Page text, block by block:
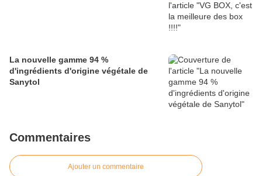
La nouvelle gamme 94 %
d'ingrédients d'origine végétale de
Sanytol
Commentaires
Ajouter un commentaire